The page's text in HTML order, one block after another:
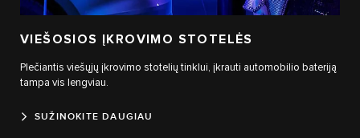
VIEŠOSIOS ĮKROVIMO STOTELĖS
Plečiantis viešųjų įkrovimo stotelių tinklui, įkrauti automobilio bateriją
tampa vis lengviau.
SUŽINOKITE DAUGIAU